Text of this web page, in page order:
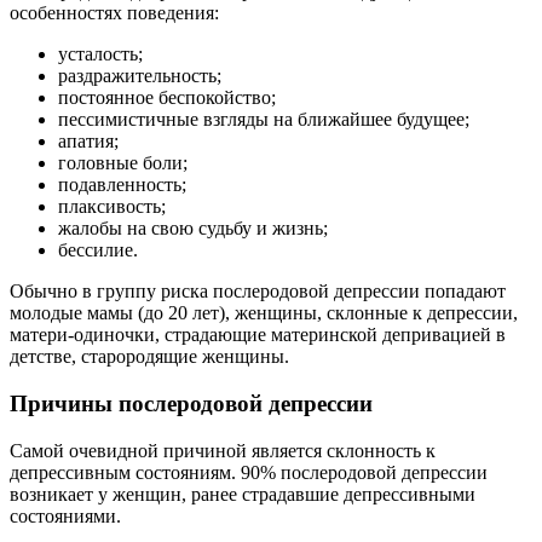
особенностях поведения:
усталость;
раздражительность;
постоянное беспокойство;
пессимистичные взгляды на ближайшее будущее;
апатия;
головные боли;
подавленность;
плаксивость;
жалобы на свою судьбу и жизнь;
бессилие.
Обычно в группу риска послеродовой депрессии попадают
молодые мамы (до 20 лет), женщины, склонные к депрессии,
матери-одиночки, страдающие материнской депривацией в
детстве, старородящие женщины.
Причины послеродовой депрессии
Самой очевидной причиной является склонность к
депрессивным состояниям. 90% послеродовой депрессии
возникает у женщин, ранее страдавшие депрессивными
состояниями.